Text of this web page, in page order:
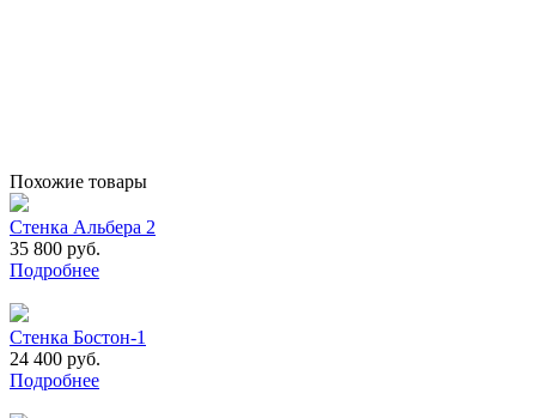
Похожие товары
Стенка Альбера 2
35 800 руб.
Подробнее
Стенка Бостон-1
24 400 руб.
Подробнее